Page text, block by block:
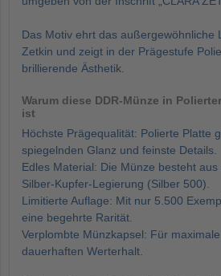
Das Motiv ehrt das außergewöhnliche
Zetkin und zeigt in der Prägestufe
brillierende Ästhetik.
Warum diese DDR-Münze in
ist
Höchste Prägequalität: Polierte Platte
spiegelnden Glanz und feinste Details.
Edles Material: Die Münze besteht
Silber-Kupfer-Legierung (Silber 500).
Limitierte Auflage: Mit nur 5.500
eine begehrte Rarität.
Verplombte Münzkapsel: Für
dauerhaften Werterhalt.